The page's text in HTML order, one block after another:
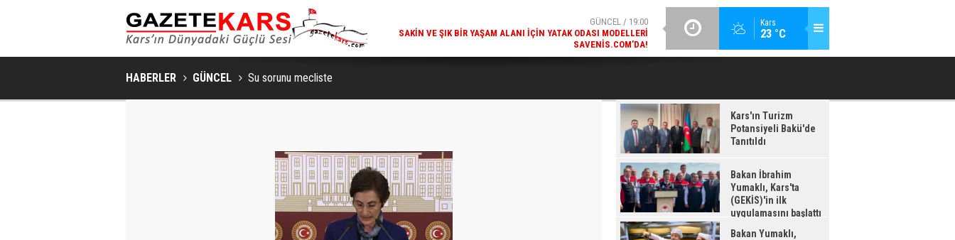
Kars
23 °C
GÜNCEL / 18:38
KARS'IN TURIZM POTANSIYELI BAKÜ'DE TANITILDI
BAKAN İBRAHIM YUMAKLI, KARS'TA (GEKİS)'IN ILK
HABERLER GÜNCEL Su sorunu mecliste
Kars'ın Turizm
Potansiyeli Bakü'de
Tanıtıldı
Bakan İbrahim
Yumaklı, Kars'ta
(GEKİS)'in ilk
uygulamasını başlattı
Bakan Yumaklı,